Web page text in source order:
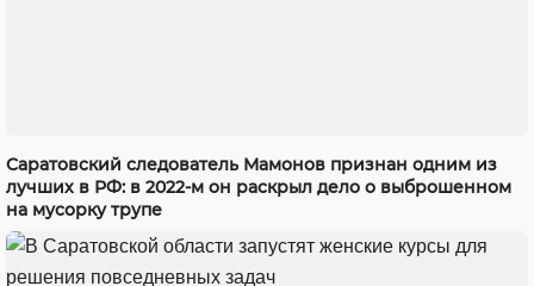
Саратовский следователь Мамонов признан одним из
лучших в РФ: в 2022-м он раскрыл дело о выброшенном
на мусорку трупе